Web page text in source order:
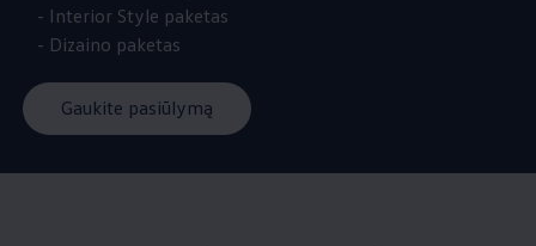
- Interior Style paketas
- Dizaino paketas
Gaukite pasiūlymą